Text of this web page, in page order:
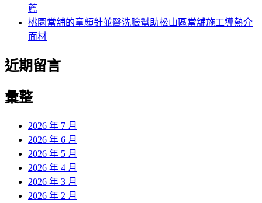
薦
桃園當舖的童顏針並醫洗臉幫助松山區當舖施工導熱介
面材
近期留言
彙整
2026 年 7 月
2026 年 6 月
2026 年 5 月
2026 年 4 月
2026 年 3 月
2026 年 2 月